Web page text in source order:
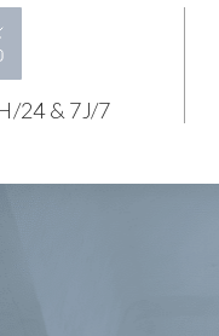
24 & 7J/7